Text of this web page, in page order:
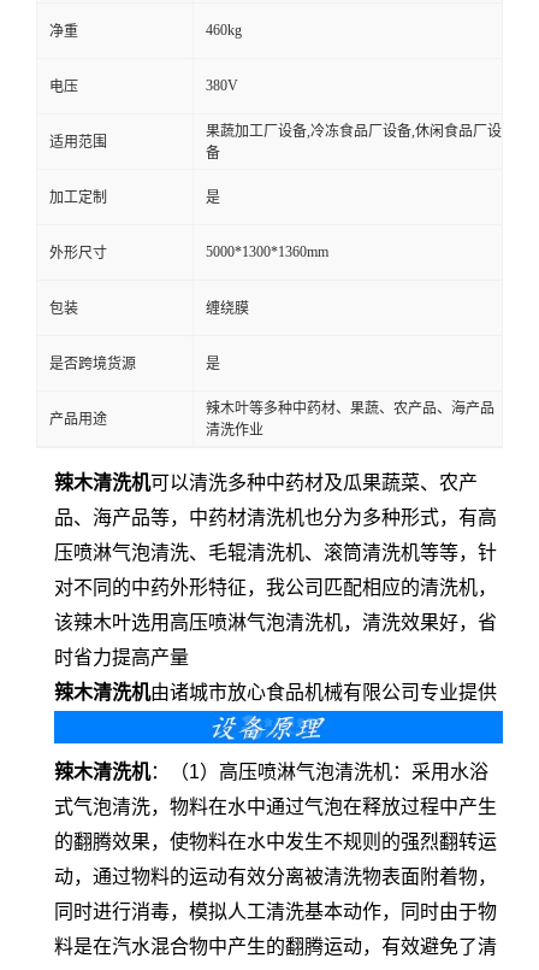
净重 460kg
电压 380V
适用范围
果蔬加工厂设备,冷冻食品厂设备,休闲食品厂设
备
加工定制 是
外形尺寸 5000*1300*1360mm
包装 缠绕膜
是否跨境货源 是
产品用途
辣木叶等多种中药材、果蔬、农产品、海产品
清洗作业
辣木清洗机可以清洗多种中药材及瓜果蔬菜、农产
品、海产品等，中药材清洗机也分为多种形式，有高
压喷淋气泡清洗、毛辊清洗机、滚筒清洗机等等，针
对不同的中药外形特征，我公司匹配相应的清洗机，
该辣木叶选用高压喷淋气泡清洗机，清洗效果好，省
时省力提高产量
辣木清洗机由诸城市放心食品机械有限公司专业提供
辣木清洗机：（1）高压喷淋气泡清洗机：采用水浴
式气泡清洗，物料在水中通过气泡在释放过程中产生
的翻腾效果，使物料在水中发生不规则的强烈翻转运
动，通过物料的运动有效分离被清洗物表面附着物，
同时进行消毒，模拟人工清洗基本动作，同时由于物
料是在汽水混合物中产生的翻腾运动，有效避免了清